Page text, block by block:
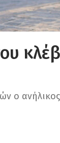
ο